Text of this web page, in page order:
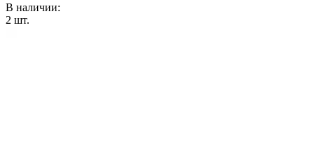
В наличии:
2 шт.